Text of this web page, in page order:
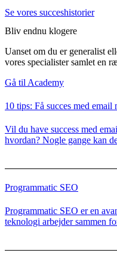
Se vores succeshistorier
Bliv endnu klogere
Uanset om du er generalist
vores specialister samlet en
Gå til Academy
10 tips: Få succes med email
Vil du have success med
hvordan? Nogle gange kan
Programmatic SEO
Programmatic SEO er en
teknologi arbejder sammen